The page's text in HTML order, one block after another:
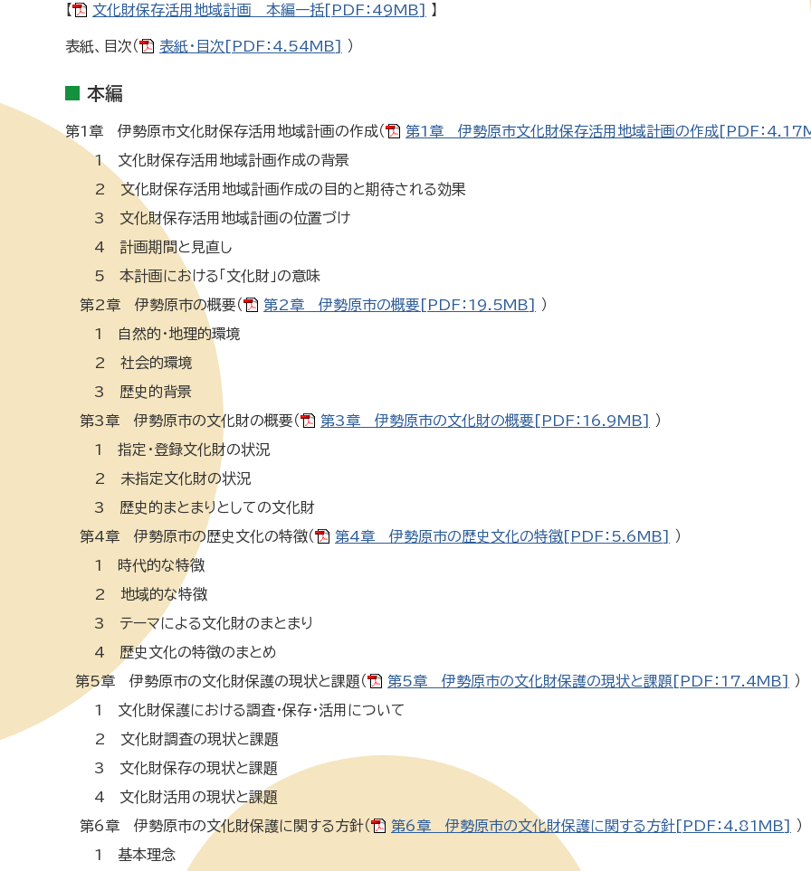
【 文化財保存活用地域計画 本編一括[PDF：49MB] 】
表紙、目次（ 表紙・目次[PDF：4.54MB] ）
本編
第1章 伊勢原市文化財保存活用地域計画の作成（
第1章 伊勢原市文化財保存活用地域計画の作成[PDF：
1 文化財保存活用地域計画作成の背景
2 文化財保存活用地域計画作成の目的と期待される効果
3 文化財保存活用地域計画の位置づけ
4 計画期間と見直し
5 本計画における「文化財」の意味
第2章 伊勢原市の概要（
第2章 伊勢原市の概要[PDF：19.5MB]
）
1 自然的・地理的環境
2 社会的環境
3 歴史的背景
第3章 伊勢原市の文化財の概要（
第3章 伊勢原市の文化財の概要[PDF：16.9MB]
）
1 指定・登録文化財の状況
2 未指定文化財の状況
3 歴史的まとまりとしての文化財
第4章 伊勢原市の歴史文化の特徴（
第4章 伊勢原市の歴史文化の特徴[PDF：5.6MB]
）
1 時代的な特徴
2 地域的な特徴
3 テーマによる文化財のまとまり
4 歴史文化の特徴のまとめ
第5章 伊勢原市の文化財保護の現状と課題（
第5章 伊勢原市の文化財保護の現状と課題[PDF：17.4MB]
）
1 文化財保護における調査・保存・活用について
2 文化財調査の現状と課題
3 文化財保存の現状と課題
4 文化財活用の現状と課題
第6章 伊勢原市の文化財保護に関する方針（
第6章 伊勢原市の文化財保護に関する方針[PDF：4.81MB]
）
1 基本理念